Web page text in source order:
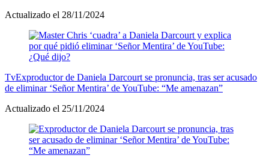
Actualizado el 28/11/2024
TvExproductor de Daniela Darcourt se pronuncia, tras ser acusado
de eliminar ‘Señor Mentira’ de YouTube: “Me amenazan”
Actualizado el 25/11/2024